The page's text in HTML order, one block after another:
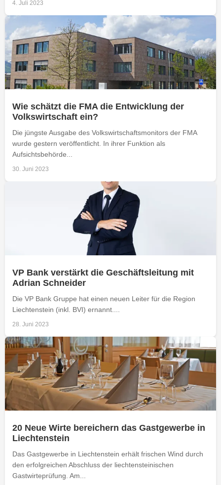
4. Juli 2023
Wie schätzt die FMA die Entwicklung der
Volkswirtschaft ein?
Die jüngste Ausgabe des Volkswirtschaftsmonitors der FMA
wurde gestern veröffentlicht. In ihrer Funktion als
Aufsichtsbehörde...
30. Juni 2023
VP Bank verstärkt die Geschäftsleitung mit
Adrian Schneider
Die VP Bank Gruppe hat einen neuen Leiter für die Region
Liechtenstein (inkl. BVI) ernannt....
28. Juni 2023
20 Neue Wirte bereichern das Gastgewerbe in
Liechtenstein
Das Gastgewerbe in Liechtenstein erhält frischen Wind durch
den erfolgreichen Abschluss der liechtensteinischen
Gastwirteprüfung. Am...